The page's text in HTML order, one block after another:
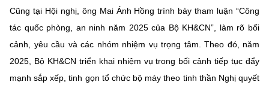
website này)
Cũng tại Hội nghị, ông Mai Ánh Hồng trình bày tham luận “Công
tác quốc phòng, an ninh năm 2025 của Bộ KH&CN”, làm rõ bối
cảnh, yêu cầu và các nhóm nhiệm vụ trọng tâm. Theo đó, năm
2025, Bộ KH&CN triển khai nhiệm vụ trong bối cảnh tiếp tục đẩy
mạnh sắp xếp, tinh gọn tổ chức bộ máy theo tinh thần Nghị quyết